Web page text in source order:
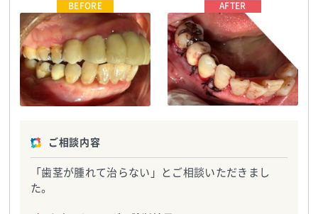
ヒロデンタルクリニック
TEL:0729525566 ヒロデンタルクリニック
TEL:0729525566
ご相談内容
「歯茎が腫れて治らない」とご相談いただきまし
た。